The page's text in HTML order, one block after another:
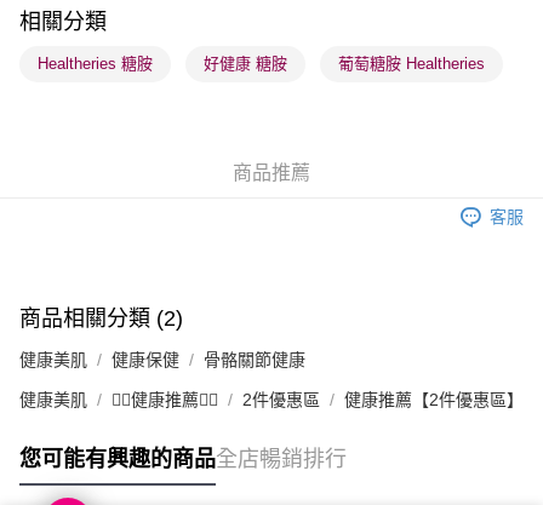
順豐站及營業點 - 確認發貨後1-3個工作天送達
相關分類
Healtheries 糖胺 好健康 糖胺 葡萄糖胺 Healtheries
商品推薦
客服
商品相關分類 (2)
健康美肌 健康保健 骨骼關節健康
健康美肌 👩‍⚕️健康推薦👩‍⚕️ 2件優惠區 健康推薦【2件優惠區】
您可能有興趣的商品全店暢銷排行